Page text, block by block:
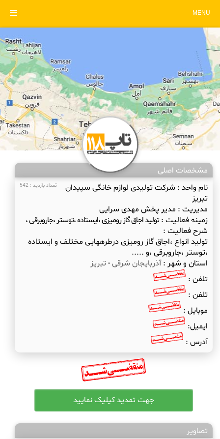
MENU
مشخصات اصلی
تعداد بازدید : 542 نام واحد : شرکت تولیدی لوازم خانگی سپیدان
تبریز
مدیریت : مدیر پخش مهدی سرایی
زمینه فعالیت :تولید اجاق گاز رومیزی ،ایستاده ،توستر ،جاروبرقی ،
شرح فعالیت :
تولید انواع ،اجاق گاز رومیزی درطرههایی مختلف و ایستاده
،توستر ،جاروبرقی ،و .....
استان و شهر :آذربایجان شرقی- تبریز
تلفن :
تلفن :
موبایل :
ایمیل:
آدرس :
تصاویر